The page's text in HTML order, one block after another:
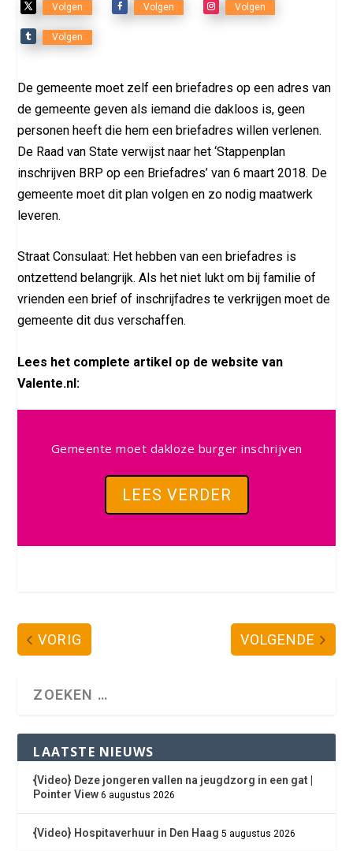
Volgen Volgen Volgen
Volgen
De gemeente moet zelf een briefadres op een adres van
de gemeente geven als iemand die dakloos is, geen
personen heeft die hem een briefadres willen verlenen.
De Raad van State verwijst naar het ‘Stappenplan
inschrijven BRP op een Briefadres’ van 6 maart 2018. De
gemeente moet dit plan volgen en zo nodig maatwerk
leveren.
Straat Consulaat: Het hebben van een briefadres is
ontzettend belangrijk. Als het niet lukt om bij familie of
vrienden een brief of inschrijfadres te verkrijgen moet de
gemeente dit dus verschaffen.
Lees het complete artikel op de website van
Valente.nl:
Gemeente moet dakloze burger inschrijven
LEES VERDER
VORIG VOLGENDE
LAATSTE NIEUWS
{Video} Deze jongeren vallen na jeugdzorg in een gat |
Pointer View 6 augustus 2026
{Video} Hospitaverhuur in Den Haag 5 augustus 2026